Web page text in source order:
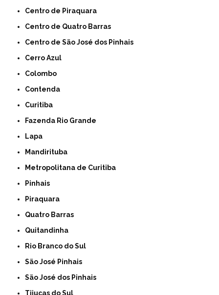
Centro de Piraquara
Centro de Quatro Barras
Centro de São José dos Pinhais
Cerro Azul
Colombo
Contenda
Curitiba
Fazenda Rio Grande
Lapa
Mandirituba
Metropolitana de Curitiba
Pinhais
Piraquara
Quatro Barras
Quitandinha
Rio Branco do Sul
São José Pinhais
São José dos Pinhais
Tijucas do Sul